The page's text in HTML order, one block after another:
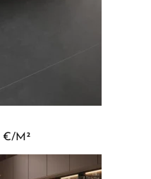
€
PRICE
THROUGH